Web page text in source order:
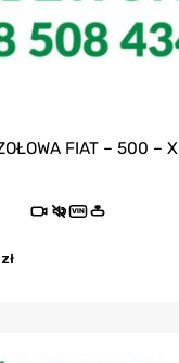
FIAT – 500 – X
VIN
zł